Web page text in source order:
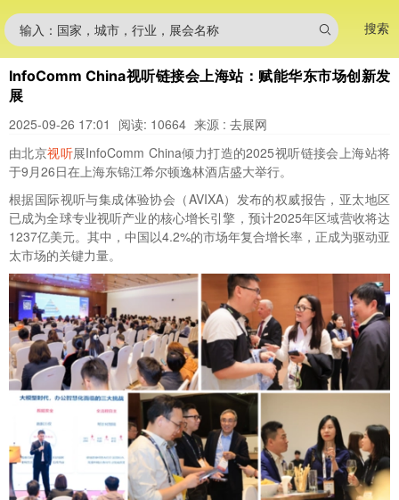
输入：国家，城市，行业，展会名称 搜索
InfoComm China视听链接会上海站：赋能华东市场创新发
展
2025-09-26 17:01
阅读: 10664 来源 : 去展网
由北京视听展InfoComm China倾力打造的2025视听链接会上海站将
于9月26日在上海东锦江希尔顿逸林酒店盛大举行。
根据国际视听与集成体验协会（AVIXA）发布的权威报告，亚太地区
已成为全球专业视听产业的核心增长引擎，预计2025年区域营收将达
1237亿美元。其中，中国以4.2%的市场年复合增长率，正成为驱动亚
太市场的关键力量。